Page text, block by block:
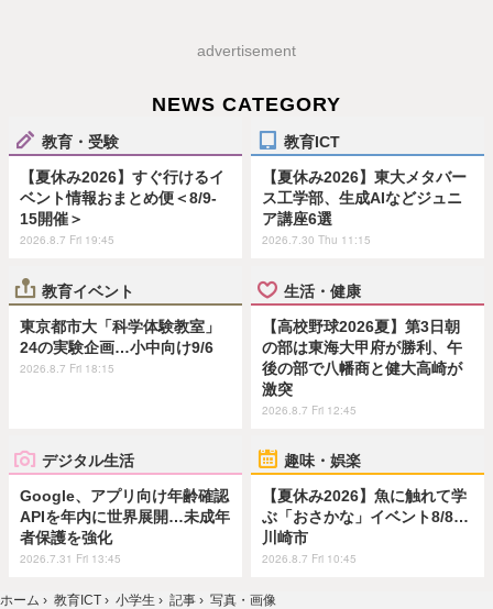
advertisement
NEWS CATEGORY
教育・受験
【夏休み2026】すぐ行けるイ
ベント情報おまとめ便＜8/9-
15開催＞
2026.8.7 Fri 19:45
教育ICT
【夏休み2026】東大メタバー
ス工学部、生成AIなどジュニ
ア講座6選
2026.7.30 Thu 11:15
教育イベント
東京都市大「科学体験教室」
24の実験企画…小中向け9/6
2026.8.7 Fri 18:15
生活・健康
【高校野球2026夏】第3日朝
の部は東海大甲府が勝利、午
後の部で八幡商と健大高崎が
激突
2026.8.7 Fri 12:45
デジタル生活
Google、アプリ向け年齢確認
APIを年内に世界展開…未成年
者保護を強化
2026.7.31 Fri 13:45
趣味・娯楽
【夏休み2026】魚に触れて学
ぶ「おさかな」イベント8/8…
川崎市
2026.8.7 Fri 10:45
ホーム › 教育ICT › 小学生 › 記事 › 写真・画像